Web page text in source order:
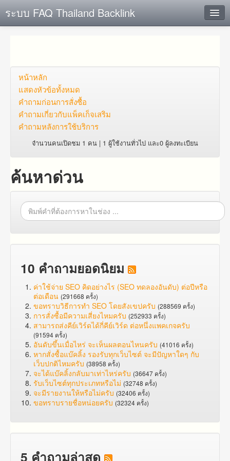
ระบบ FAQ Thailand Backlink
ตั้งคำถาม
ดูคำถาม
คุณต้องการที่จะลงทะเบียนหรือไม่?
หน้าหลัก
แสดงหัวข้อทั้งหมด
คำถาม​ก่อน​การ​สั่งซื้อ​
คำถาม​เกี่ยว​กับ​แพ็คเก็จ​เสริม
คำถามหลังการใช้บริการ
จำนวนคนเปิดชม 1 คน | 1 ผู้ใช้งานทั่วไป และ0 ผู้ลงทะเบียน
ค้นหาด่วน
10 คำถามยอดนิยม
ค่าใช้จ่าย SEO คิดอย่างไร (SEO ทดลองอันดับ) ต่อปีหรือ
ต่อเดือน (291668 ครั้ง)
ขอทราบวิธีการทำ SEO โดยสังเขปครับ (288569 ครั้ง)
การสั่งซื้อมีความเสี่ยงไหมครับ (252933 ครั้ง)
สามารถส่งคีย์เวิร์ดได้กี่คีย์เวิร์ด ต่อหนึ่งแพคเกจครับ
(91594 ครั้ง)
อันดับขึ้นเมื่อไหร่ จะเห็นผลตอนไหนครับ (41016 ครั้ง)
หากสั่งซื้อแบ๊คลิ้ง รองรับทุกเว็บไซต์ จะมีปัญหาใดๆ กับ
เว็บปกติไหมครับ (38958 ครั้ง)
จะได้แบ๊คลิ้งกลับมาเท่าไหร่ครับ (36647 ครั้ง)
รับเว็บไซต์ทุกประเภทหรือไม่ (32748 ครั้ง)
จะมีรายงานให้หรือไม่ครับ (32406 ครั้ง)
ขอทราบรายชื่อหน่อยครับ (32324 ครั้ง)
5 คำถามล่าสุด